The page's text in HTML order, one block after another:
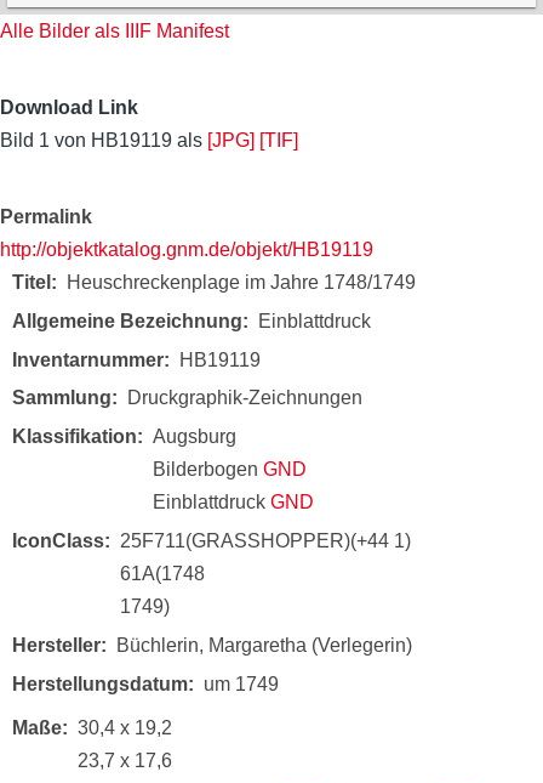
Alle Bilder als IIIF Manifest
Download Link
Bild 1 von HB19119 als [JPG] [TIF]
Permalink
http://objektkatalog.gnm.de/objekt/HB19119
Titel
Heuschreckenplage im Jahre 1748/1749
Allgemeine Bezeichnung
Einblattdruck
Inventarnummer
HB19119
Sammlung
Druckgraphik-Zeichnungen
Klassifikation
Augsburg
Bilderbogen GND
Einblattdruck GND
IconClass
25F711(GRASSHOPPER)(+44 1)
61A(1748
1749)
Hersteller
Büchlerin, Margaretha (Verlegerin)
Herstellungsdatum
um 1749
Maße
30,4 x 19,2
23,7 x 17,6